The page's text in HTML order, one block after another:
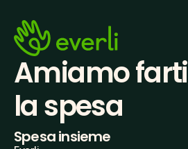
Amiamo farti
la spesa
Spesa insieme